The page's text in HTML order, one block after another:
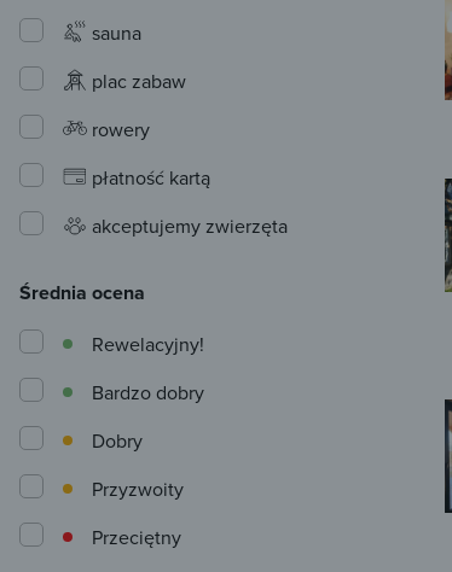
sauna
plac zabaw
rowery
płatność kartą
akceptujemy zwierzęta
Średnia ocena
Przeciętny
Przyzwoity
Dobry
Bardzo dobry
Rewelacyjny!